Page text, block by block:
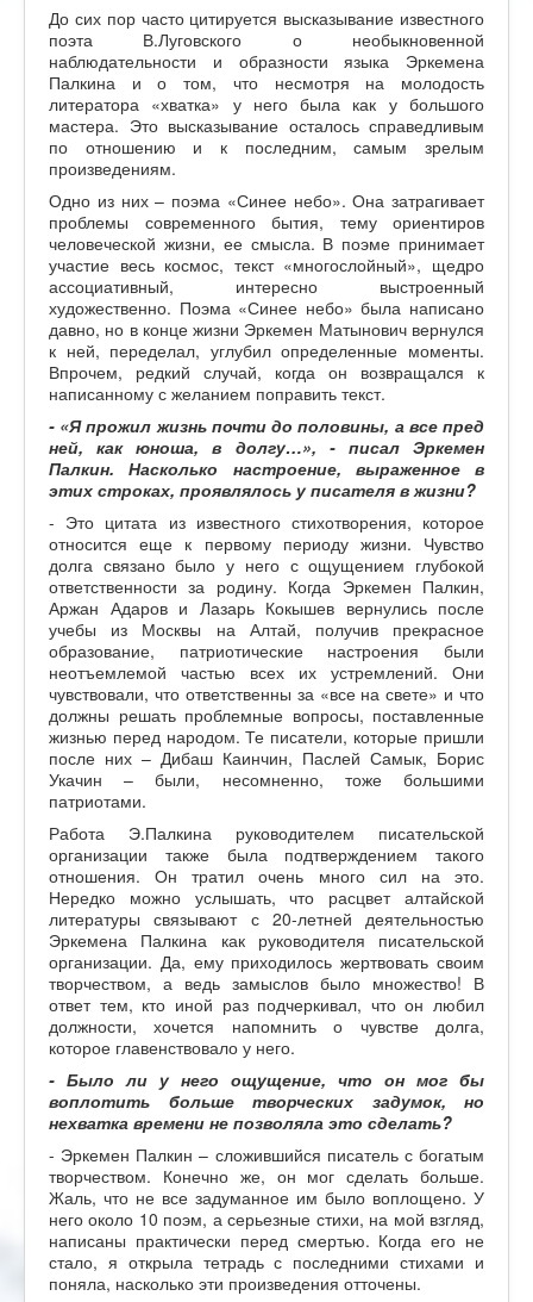
До сих пор часто цитируется высказывание известного
поэта В.Луговского о необыкновенной
наблюдательности и образности языка Эркемена
Палкина и о том, что несмотря на молодость
литератора «хватка» у него была как у большого
мастера. Это высказывание осталось справедливым
по отношению и к последним, самым зрелым
произведениям.
Одно из них – поэма «Синее небо». Она затрагивает
проблемы современного бытия, тему ориентиров
человеческой жизни, ее смысла. В поэме принимает
участие весь космос, текст «многослойный», щедро
ассоциативный, интересно выстроенный
художественно. Поэма «Синее небо» была написано
давно, но в конце жизни Эркемен Матынович вернулся
к ней, переделал, углубил определенные моменты.
Впрочем, редкий случай, когда он возвращался к
написанному с желанием поправить текст.
- «Я прожил жизнь почти до половины, а все пред
ней, как юноша, в долгу…», - писал Эркемен
Палкин. Насколько настроение, выраженное в
этих строках, проявлялось у писателя в жизни?
- Это цитата из известного стихотворения, которое
относится еще к первому периоду жизни. Чувство
долга связано было у него с ощущением глубокой
ответственности за родину. Когда Эркемен Палкин,
Аржан Адаров и Лазарь Кокышев вернулись после
учебы из Москвы на Алтай, получив прекрасное
образование, патриотические настроения были
неотъемлемой частью всех их устремлений. Они
чувствовали, что ответственны за «все на свете» и что
должны решать проблемные вопросы, поставленные
жизнью перед народом. Те писатели, которые пришли
после них – Дибаш Каинчин, Паслей Самык, Борис
Укачин – были, несомненно, тоже большими
патриотами.
Работа Э.Палкина руководителем писательской
организации также была подтверждением такого
отношения. Он тратил очень много сил на это.
Нередко можно услышать, что расцвет алтайской
литературы связывают с 20-летней деятельностью
Эркемена Палкина как руководителя писательской
организации. Да, ему приходилось жертвовать своим
творчеством, а ведь замыслов было множество! В
ответ тем, кто иной раз подчеркивал, что он любил
должности, хочется напомнить о чувстве долга,
которое главенствовало у него.
- Было ли у него ощущение, что он мог бы
воплотить больше творческих задумок, но
нехватка времени не позволяла это сделать?
- Эркемен Палкин – сложившийся писатель с богатым
творчеством. Конечно же, он мог сделать больше.
Жаль, что не все задуманное им было воплощено. У
него около 10 поэм, а серьезные стихи, на мой взгляд,
написаны практически перед смертью. Когда его не
стало, я открыла тетрадь с последними стихами и
поняла, насколько эти произведения отточены.